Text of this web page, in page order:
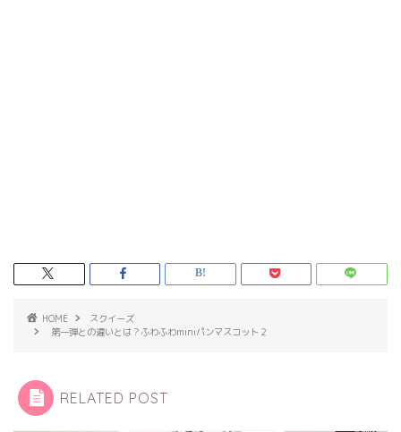
HOME
スクイーズ
第一弾との違いとは？ふわふわminiパンマスコット２
RELATED POST